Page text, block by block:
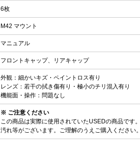
6枚
M42 マウント
マニュアル
フロントキャップ、リアキャップ
外観：細かいキズ・ペイントロス有り
レンズ：若干の拭き傷有り・極小のチリ混入有り
機能面・操作：問題なし
※ ご注意ください
この商品は実際に使用されていたUSEDの商品です
汚れ等がございます。ご理解のうえご購入ください